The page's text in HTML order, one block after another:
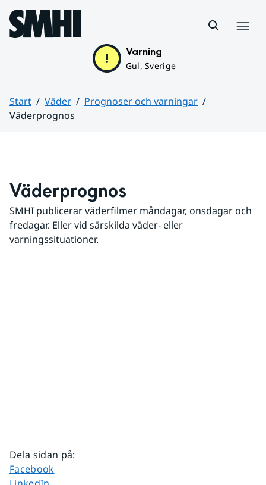
Hoppa till sidans innehåll
Varning
Gul, Sverige
Start Väder
Prognoser och varningar
Väderprognos
Väderprognos
SMHI publicerar väderfilmer måndagar, onsdagar och
fredagar. Eller vid särskilda väder- eller
varningssituationer.
Dela sidan på:
Dela sidan på
Facebook